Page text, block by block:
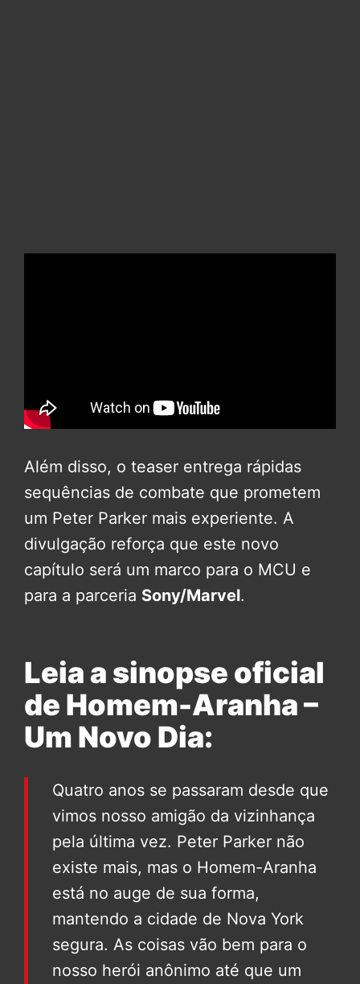
Além disso, o teaser entrega rápidas
sequências de combate que prometem
um Peter Parker mais experiente. A
divulgação reforça que este novo
capítulo será um marco para o MCU e
para a parceria Sony/Marvel.
Leia a sinopse oficial
de Homem-Aranha –
Um Novo Dia:
Quatro anos se passaram desde que
vimos nosso amigão da vizinhança
pela última vez. Peter Parker não
existe mais, mas o Homem-Aranha
está no auge de sua forma,
mantendo a cidade de Nova York
segura. As coisas vão bem para o
nosso herói anônimo até que um